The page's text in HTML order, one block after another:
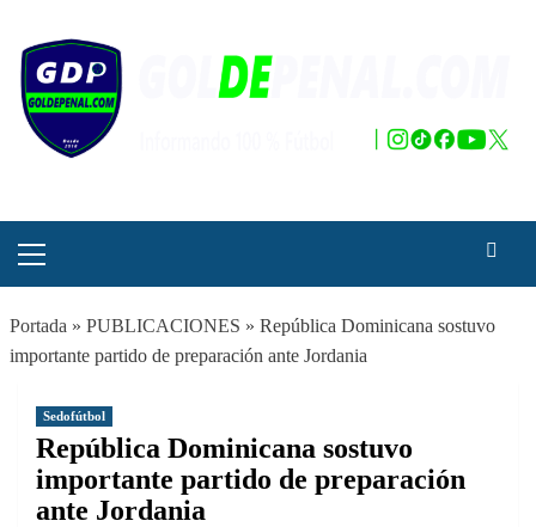
contenido
principal
Portada » PUBLICACIONES » República Dominicana sostuvo
importante partido de preparación ante Jordania
Sedofútbol
República Dominicana sostuvo
importante partido de preparación
ante Jordania